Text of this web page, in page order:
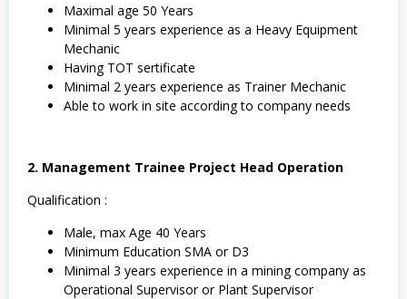
Maximal age 50 Years
Minimal 5 years experience as a Heavy Equipment
Mechanic
Having TOT sertificate
Minimal 2 years experience as Trainer Mechanic
Able to work in site according to company needs
2. Management Trainee Project Head Operation
Qualification :
Male, max Age 40 Years
Minimum Education SMA or D3
Minimal 3 years experience in a mining company as
Operational Supervisor or Plant Supervisor